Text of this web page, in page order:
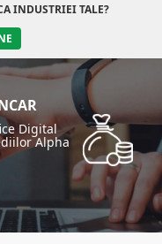
INDUSTRIEI TALE?
Digital
Alpha